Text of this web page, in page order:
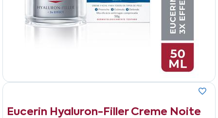
Eucerin Hyaluron-Filler Creme Noite